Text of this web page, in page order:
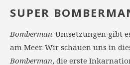
SUPER
Bomberman-Umsetzungen gibt
am Meer. Wir schauen uns in
Bomberman, die erste